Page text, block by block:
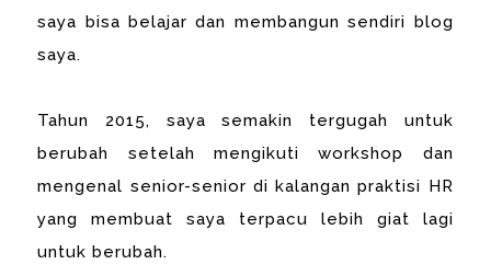
saya bisa belajar dan membangun sendiri blog
saya.
Tahun 2015, saya semakin tergugah untuk
berubah setelah mengikuti workshop dan
mengenal senior-senior di kalangan praktisi HR
yang membuat saya terpacu lebih giat lagi
untuk berubah.